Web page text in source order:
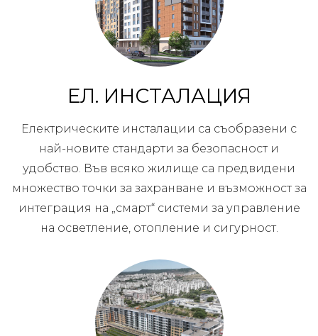
ЕЛ. ИНСТАЛАЦИЯ
Електрическите инсталации са съобразени с
най-новите стандарти за безопасност и
удобство. Във всяко жилище са предвидени
множество точки за захранване и възможност за
интеграция на „смарт“ системи за управление
на осветление, отопление и сигурност.